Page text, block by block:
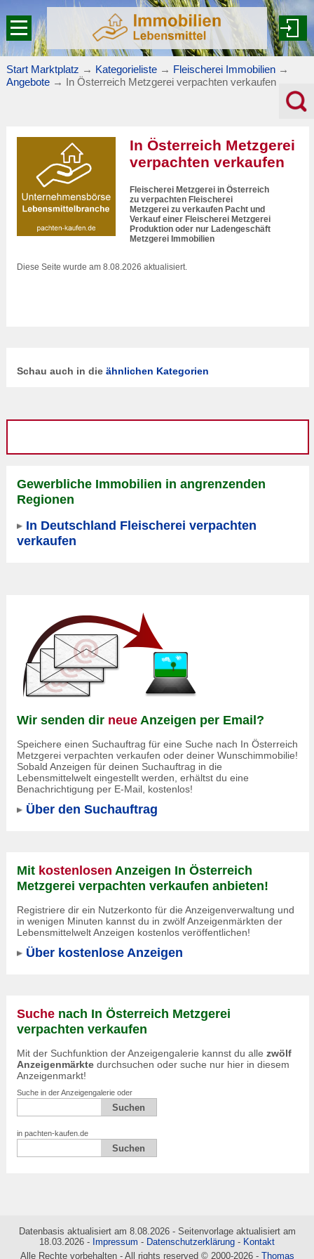
Start Marktplatz → Kategorieliste → Fleischerei Immobilien →
Angebote → In Österreich Metzgerei verpachten verkaufen
In Österreich Metzgerei
verpachten verkaufen
Fleischerei Metzgerei in Österreich
zu verpachten Fleischerei
Metzgerei zu verkaufen Pacht und
Verkauf einer Fleischerei Metzgerei
Produktion oder nur Ladengeschäft
Metzgerei Immobilien
Diese Seite wurde am 8.08.2026 aktualisiert.
Schau auch in die ähnlichen Kategorien
Gewerbliche Immobilien in angrenzenden
Regionen
In Deutschland Fleischerei verpachten
verkaufen
Wir senden dir neue Anzeigen per Email?
Speichere einen Suchauftrag für eine Suche nach In Österreich
Metzgerei verpachten verkaufen oder deiner Wunschimmobilie!
Sobald Anzeigen für deinen Suchauftrag in die
Lebensmittelwelt eingestellt werden, erhältst du eine
Benachrichtigung per E-Mail, kostenlos!
Über den Suchauftrag
Mit kostenlosen Anzeigen In Österreich
Metzgerei verpachten verkaufen anbieten!
Registriere dir ein Nutzerkonto für die Anzeigenverwaltung und
in wenigen Minuten kannst du in zwölf Anzeigenmärkten der
Lebensmittelwelt Anzeigen kostenlos veröffentlichen!
Über kostenlose Anzeigen
Suche nach In Österreich Metzgerei
verpachten verkaufen
Mit der Suchfunktion der Anzeigengalerie kannst du alle zwölf
Anzeigenmärkte durchsuchen oder suche nur hier in diesem
Anzeigenmarkt!
Suche in der Anzeigengalerie oder
in pachten-kaufen.de
Datenbasis aktualisiert am 8.08.2026 - Seitenvorlage aktualisiert am
18.03.2026 - Impressum - Datenschutzerklärung - Kontakt
Alle Rechte vorbehalten - All rights reserved © 2000-2026 - Thomas